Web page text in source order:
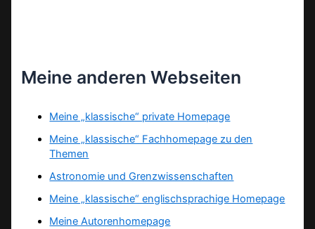
Meine anderen Webseiten
Meine „klassische“ private Homepage
Meine „klassische“ Fachhomepage zu den
Themen
Astronomie und Grenzwissenschaften
Meine „klassische“ englischsprachige Homepage
Meine Autorenhomepage